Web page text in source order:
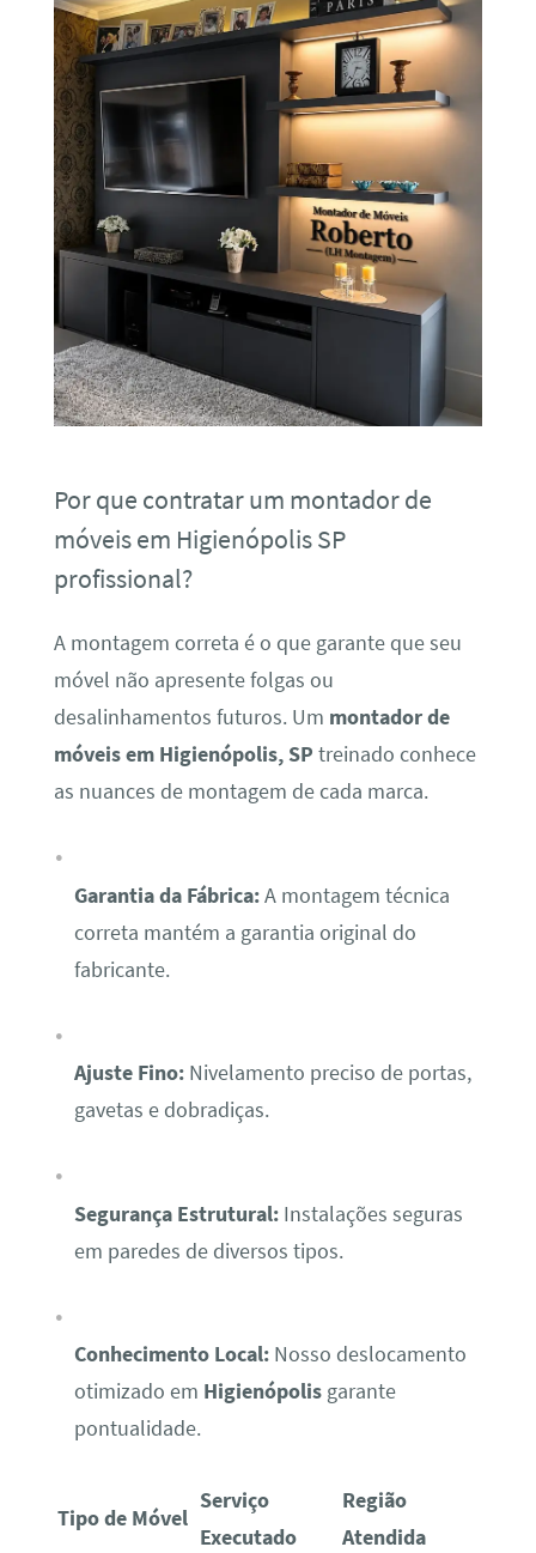
Por que contratar um montador de
móveis em Higienópolis SP
profissional?
A montagem correta é o que garante que seu
móvel não apresente folgas ou
desalinhamentos futuros. Um montador de
móveis em Higienópolis, SP treinado conhece
as nuances de montagem de cada marca.
Garantia da Fábrica:A montagem técnica
correta mantém a garantia original do
fabricante.
Ajuste Fino:Nivelamento preciso de portas,
gavetas e dobradiças.
Segurança Estrutural:Instalações seguras
em paredes de diversos tipos.
Conhecimento Local:Nosso deslocamento
otimizado em Higienópolisgarante
pontualidade.
Tipo de Móvel
Serviço
Executado
Região
Atendida